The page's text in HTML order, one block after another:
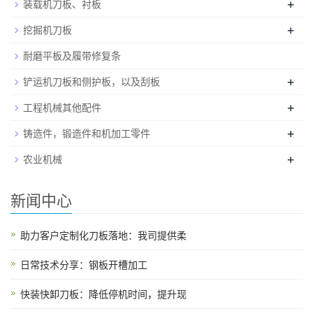
装载机刀板、衬板 +
挖掘机刀板 +
耐磨平板及履带修复条
铲运机刀板和侧护板，以及刮板
+
工程机械其他配件 +
铸造件，锻造件和机加工零件 +
农业机械 +
新闻中心
助力客户定制化刀板落地：我司提供柔
日常技术分享：钢板开槽加工
快装快卸刀板：降低停机时间，提升现